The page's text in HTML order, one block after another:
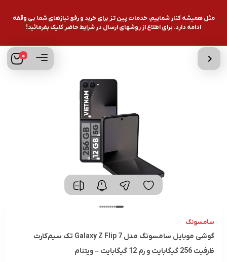
مثل همیشه کنار شماییم، خدمات پین تـز برای خرید و رفع نیازهای شما بی وقفه
ادامه دارد. برای اطلاع از روشهای ارسال در شرایط حاضر کلیک بفرمائید!
0
سامسونگ
گوشی موبایل سامسونگ مدل Galaxy Z Flip 7 تک سیم‌کارت
ظرفیت 256 گیگابایت و رم 12 گیگابایت – ویتنام